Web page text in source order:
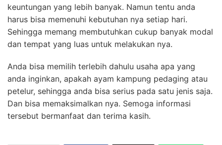
keuntungan yang lebih banyak. Namun tentu anda
harus bisa memenuhi kebutuhan nya setiap hari.
Sehingga memang membutuhkan cukup banyak modal
dan tempat yang luas untuk melakukan nya.
Anda bisa memilih terlebih dahulu usaha apa yang
anda inginkan, apakah ayam kampung pedaging atau
petelur, sehingga anda bisa serius pada satu jenis saja.
Dan bisa memaksimalkan nya. Semoga informasi
tersebut bermanfaat dan terima kasih.